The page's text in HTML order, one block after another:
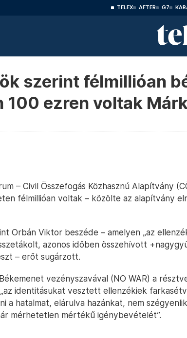
TELEX AFTER G7
szerint félmillióan
100 ezren voltak
– Civil Összefogás Közhasznú Alapítvány
félmillióan voltak – közölte az alapítvány
Orbán Viktor beszéde – amelyen „az
azonos időben összehívott
– erőt sugárzott.
vezényszavával (NO WAR) a
identitásukat vesztett ellenzékiek
a hatalmat, elárulva hazánkat, nem
mérhetetlen mértékű igénybevételét”.